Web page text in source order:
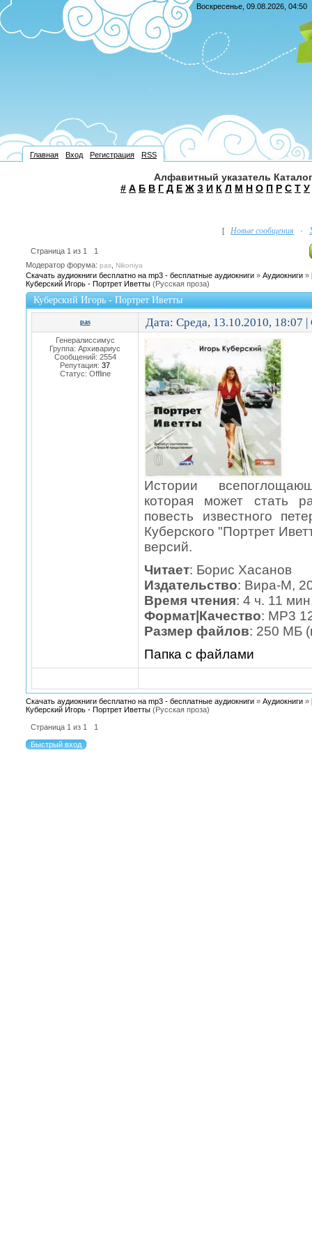
Воскресенье, 09.08.2026, 04:50
Главная Вход Регистрация RSS
Алфавитный указатель
# А Б В Г Д Е Ж З И К Л М Н О П Р С Т У
[ Новые сообщения ·
Страница 1 из 1
1
Модератор форума: pas Nikoniya
Скачать аудиокниги бесплатно на mp3 - бесплатные аудиокниги » Аудиокниги »
Куберский Игорь - Портрет Иветты (Русская проза)
Куберский Игорь - Портрет Иветты
pas Дата: Среда, 13.10.2010, 18:07
Генералиссимус
Группа: Архивариус
Сообщений: 2554
Репутация: 37
Статус: Offline
Истории
которая может стать
повесть известного
Куберского "Портрет
версий.
Читает: Борис Хасанов
Издательство: Вира-М,
Время чтения: 4 ч. 11
Формат|Качество: MP3
Размер файлов: 250 МБ
Папка с файлами
Скачать аудиокниги бесплатно на mp3 - бесплатные аудиокниги » Аудиокниги »
Куберский Игорь - Портрет Иветты (Русская проза)
Страница 1 из 1 1